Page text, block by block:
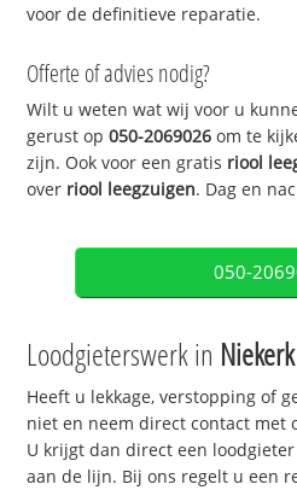
voor de definitieve reparatie.
Offerte of advies nodig?
Wilt u weten wat wij voor u
gerust op050-2069026 om te
zijn. Ook voor een gratis riool
over riool leegzuigen. Dag en
050-
Loodgieterswerk in
Heeft u lekkage, verstopping of
niet en neem direct contact met
U krijgt dan direct een
aan de lijn. Bij ons regelt u een